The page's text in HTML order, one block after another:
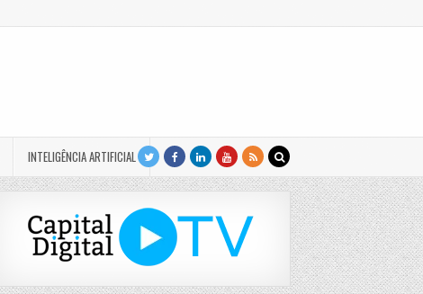
INTELIGÊNCIA ARTIFICIAL